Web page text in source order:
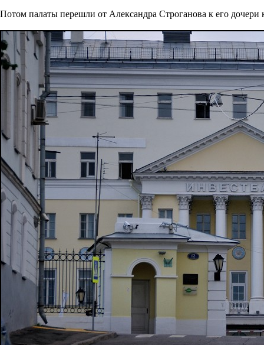
Потом палаты перешли от Александра Строганова к его